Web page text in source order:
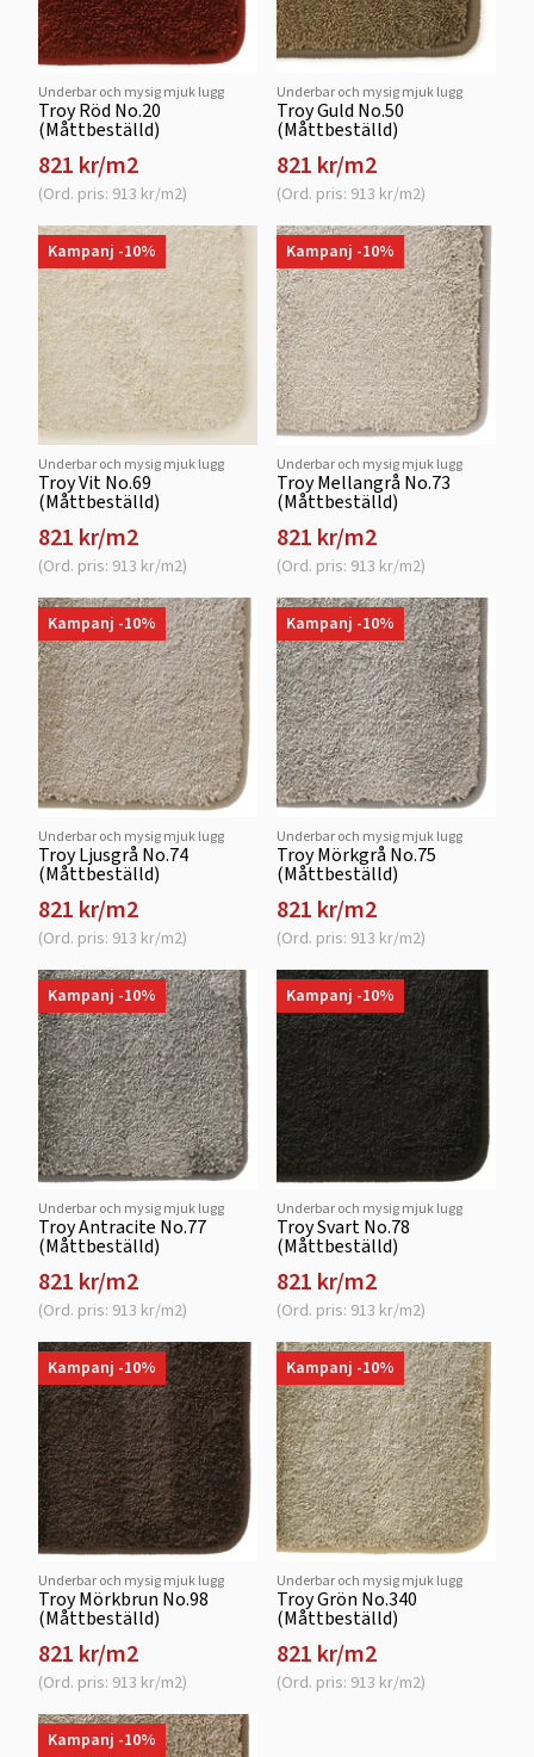
Underbar och mysig mjuk lugg
Troy Röd No.20
(Måttbeställd)
821 kr/m2
(Ord. pris: 913 kr/m2)
Underbar och mysig mjuk lugg
Troy Guld No.50
(Måttbeställd)
821 kr/m2
(Ord. pris: 913 kr/m2)
Kampanj -10%
Underbar och mysig mjuk lugg
Troy Vit No.69
(Måttbeställd)
821 kr/m2
(Ord. pris: 913 kr/m2)
Kampanj -10%
Underbar och mysig mjuk lugg
Troy Mellangrå No.73
(Måttbeställd)
821 kr/m2
(Ord. pris: 913 kr/m2)
Kampanj -10%
Underbar och mysig mjuk lugg
Troy Ljusgrå No.74
(Måttbeställd)
821 kr/m2
(Ord. pris: 913 kr/m2)
Kampanj -10%
Underbar och mysig mjuk lugg
Troy Mörkgrå No.75
(Måttbeställd)
821 kr/m2
(Ord. pris: 913 kr/m2)
Kampanj -10%
Underbar och mysig mjuk lugg
Troy Antracite No.77
(Måttbeställd)
821 kr/m2
(Ord. pris: 913 kr/m2)
Kampanj -10%
Underbar och mysig mjuk lugg
Troy Svart No.78
(Måttbeställd)
821 kr/m2
(Ord. pris: 913 kr/m2)
Kampanj -10%
Underbar och mysig mjuk lugg
Troy Mörkbrun No.98
(Måttbeställd)
821 kr/m2
(Ord. pris: 913 kr/m2)
Kampanj -10%
Underbar och mysig mjuk lugg
Troy Grön No.340
(Måttbeställd)
821 kr/m2
(Ord. pris: 913 kr/m2)
Kampanj -10%